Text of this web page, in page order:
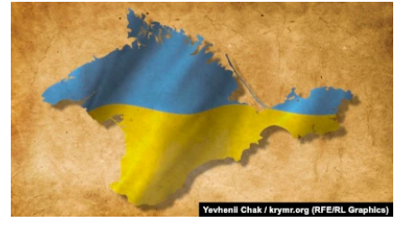
пошуку
ІНТЕРВ'Ю
ВСЕ ЗА ДЕНЬ
СПЕЦПРОЕКТИ
ДЕПОРТАЦІЯ
ВІДЕОУРОКИ «ELIFBE»
СВІДЧЕННЯ ОКУПАЦІЇ
УКРАЇНСЬКА ПРОБЛЕМА КРИМУ
ЯК ОБІЙТИ БЛОКУВАННЯ
Русский
Qırımtatar